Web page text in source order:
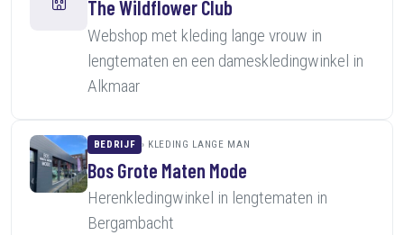
The Wildflower Club
Webshop met kleding lange vrouw in
lengtematen en een dameskledingwinkel in
Alkmaar
BEDRIJF KLEDING LANGE MAN
Bos Grote Maten Mode
Herenkledingwinkel in lengtematen in
Bergambacht